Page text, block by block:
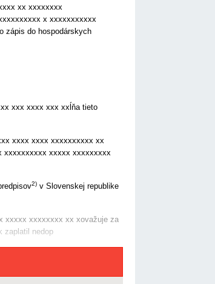
xx xxxxxxxx
x xxxxxxxxxxx
zápis do hospodárskych
xxx xxxx xxx xxĺňa tieto
xxxx xxxx xxxxxxxxxx xx
xxxxxxxxxx xxxxx xxxxxxxxx
2) v Slovenskej republike
xxxxxxxx xx xovažuje za
zaplatil nedop